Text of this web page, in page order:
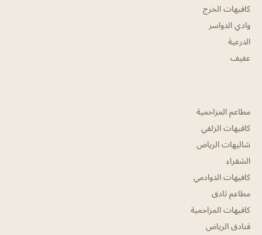
كافيهات الخرج
وادي الدواسر
الدرعية
عفيف
مطاعم المزاحمية
كافيهات الزلفي
شاليهات الرياض
الشقراء
كافيهات الدوادمي
مطاعم ثادق
كافيهات المزاحمية
فنادق الرياض